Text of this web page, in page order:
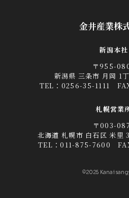
金井産業株
新潟本社
〒955-
新潟県 三条市 月岡 1
TEL： 0256-35-1111
札幌営業
〒003-
北海道 札幌市 白石区 米里
TEL：011-875-7600
©2025 Kanai